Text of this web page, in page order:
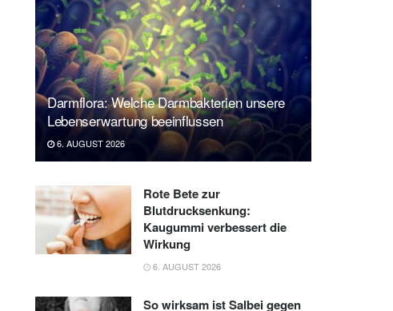
Darmflora: Welche Darmbakterien unsere
Lebenserwartung beeinflussen
6. AUGUST 2026
Rote Bete zur
Blutdrucksenkung:
Kaugummi verbessert die
Wirkung
6. AUGUST 2026
So wirksam ist Salbei gegen